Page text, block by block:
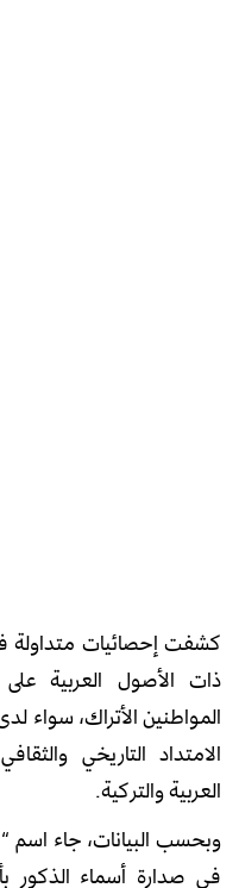
كشفت إحصائيات متداولة
ذات الأصول العربية على
المواطنين الأتراك، سواء
الامتداد التاريخي
العربية والتركية.